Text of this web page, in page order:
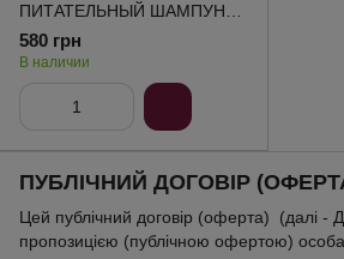
ПИТАТЕЛЬНЫЙ ШАМПУНЬ
ДЛЯ ПОВРЕЖДЕННЫХ
ВОЛОС Kaaral Purify Reale
580 грн
В наличии
ПУБЛІЧНИЙ ДОГОВІР
Цей публічний договір (оферта) (далі -
пропозицією (публічною офертою)